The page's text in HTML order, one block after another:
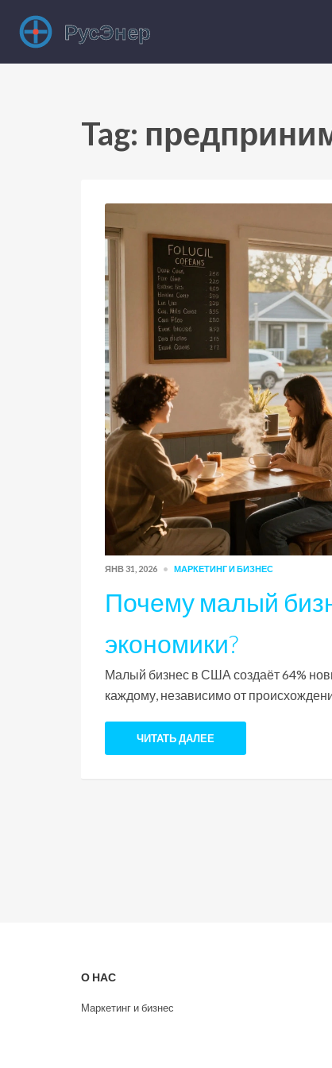
Tag:
ЯНВ 31, 2026 МАРКЕТИНГ И БИЗНЕС
Почему малый
экономики?
Малый бизнес в США создаёт 64%
каждому, независимо от
ЧИТАТЬ ДАЛЕЕ
О НАС
Маркетинг и бизнес